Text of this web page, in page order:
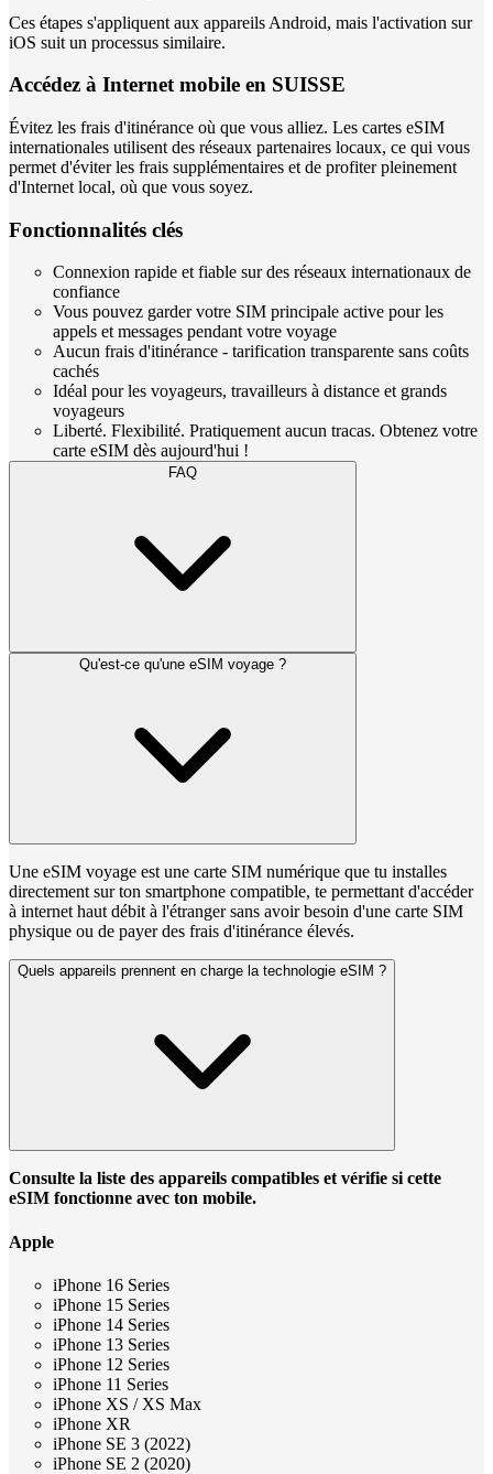
Ces étapes s'appliquent aux appareils Android, mais l'activation sur
iOS suit un processus similaire.
Accédez à Internet mobile en SUISSE
Évitez les frais d'itinérance où que vous alliez. Les cartes eSIM
internationales utilisent des réseaux partenaires locaux, ce qui vous
permet d'éviter les frais supplémentaires et de profiter pleinement
d'Internet local, où que vous soyez.
Fonctionnalités clés
Connexion rapide et fiable sur des réseaux internationaux de
confiance
Vous pouvez garder votre SIM principale active pour les
appels et messages pendant votre voyage
Aucun frais d'itinérance - tarification transparente sans coûts
cachés
Idéal pour les voyageurs, travailleurs à distance et grands
voyageurs
Liberté. Flexibilité. Pratiquement aucun tracas. Obtenez votre
carte eSIM dès aujourd'hui !
FAQ
Qu'est-ce qu'une eSIM voyage ?
Une eSIM voyage est une carte SIM numérique que tu installes
directement sur ton smartphone compatible, te permettant d'accéder
à internet haut débit à l'étranger sans avoir besoin d'une carte SIM
physique ou de payer des frais d'itinérance élevés.
Quels appareils prennent en charge la technologie eSIM ?
Consulte la liste des appareils compatibles et vérifie si cette
eSIM fonctionne avec ton mobile.
Apple
iPhone 16 Series
iPhone 15 Series
iPhone 14 Series
iPhone 13 Series
iPhone 12 Series
iPhone 11 Series
iPhone XS / XS Max
iPhone XR
iPhone SE 3 (2022)
iPhone SE 2 (2020)